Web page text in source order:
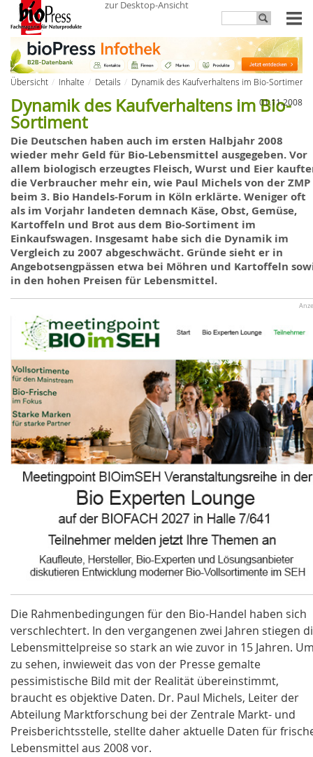
zur Desktop-Ansicht
Übersicht Inhalte Details
Dynamik des Kaufver­haltens im Bio-Sortiment
01.11.2008
Dynamik des Kaufver­haltens im Bio-
Sortiment
Die Deutschen haben auch im ersten Halbjahr 2008
wieder mehr Geld für Bio-Lebensmittel ausgegeben. Vor
allem biologisch erzeugtes Fleisch, Wurst und Eier
die Verbraucher mehr ein, wie Paul Michelsvon derZMP
beim 3. Bio Handels-Forum in Köln erklärte. Weniger oft
als im Vorjahr landeten demnach Käse, Obst, Gemüse,
Kartoffeln und Brot aus dem Bio-Sortiment im
Einkaufswagen. Insgesamt habe sich die Dynamik im
Vergleich zu 2007 abgeschwächt. Gründe sieht er in
Angebotsengpässen etwa bei Möhren und Kartoffeln
in den hohen Preisen für Lebensmittel.
Die Rahmenbedingungen für den Bio-Handel haben sich
verschlechtert. In den vergangenen zwei Jahren stiegen
Lebensmittelpreise so stark an wie zuvor in 15 Jahren.
zu sehen, inwieweit das von der Presse gemalte
pessimistische Bild mit der Realität übereinstimmt,
braucht es objektive Daten. Dr. Paul Michels, Leiter der
Abteilung Marktforschung bei der Zentrale Markt- und
Preisberichtsstelle, stellte daher aktuelle Daten für
Lebensmittel aus 2008 vor.